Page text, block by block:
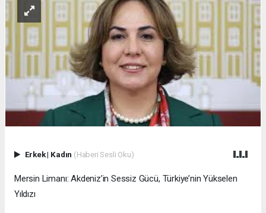
Erkek| Kadın (Haberi Sesli Oku)
Mersin Limanı: Akdeniz’in Sessiz Gücü, Türkiye’nin Yükselen
Yıldızı